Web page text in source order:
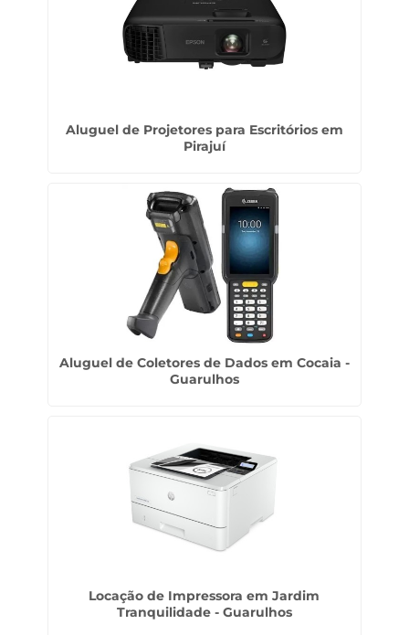
Aluguel de Projetores para Escritórios em
Pirajuí
Aluguel de Coletores de Dados em Cocaia -
Guarulhos
Locação de Impressora em Jardim
Tranquilidade - Guarulhos